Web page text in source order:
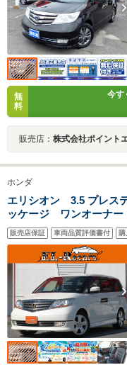
無
料
今す
販売店： 株式会社ポイント
ホンダ
エリシオン 3.5 プレス
ッケージ ワンオーナー
ライドドア・バックカメ
クルーズコントロール・
ライト・シートヒータ
販売店保証 車両品質評価書付